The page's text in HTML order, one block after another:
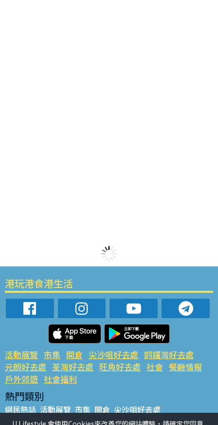
港玩港食港生活
活動展覽 市集 開倉 尖沙咀好去處 銅鑼灣好去處
元朗好去處 荃灣好去處 旺角好去處 社會 餐廳情報
戶外郊遊 社會福利
熱門類別
網民熱話 活動展覽 市集 開倉 尖沙咀好去處
銅鑼灣好去處 元朗好去處 荃灣好去處 旺角好去處 社會